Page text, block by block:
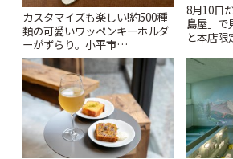
カスタマイズも楽しい!約500種
類の可愛いワッペンキーホルダ
ーがずらり。小平市
「Kimamaya T&K」 | ことりっ
ぷ
8月10日
島屋」で
と本店